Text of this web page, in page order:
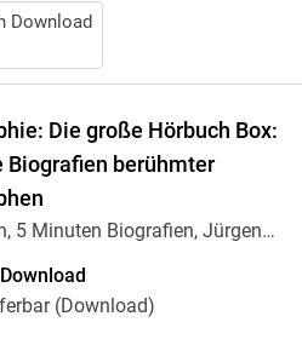
Download
Die große Hörbuch Box:
Biografien berühmter
5 Minuten Biografien, Jürgen
(Download)